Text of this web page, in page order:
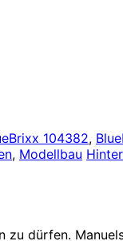
104382,
, Modellbau
dürfen.